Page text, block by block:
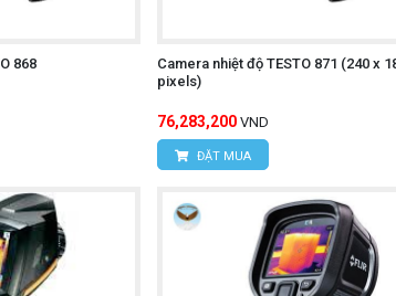
độ đo mong muốn (đo nhiệt độ, ghi hình ảnh,
868
Camera nhiệt độ TESTO 871 (240 x
pixels)
76,283,200 VND
ĐẶT MUA